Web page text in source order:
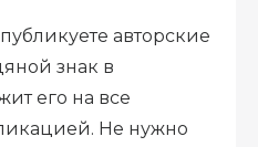
авторские
знак в
его на все
Не нужно